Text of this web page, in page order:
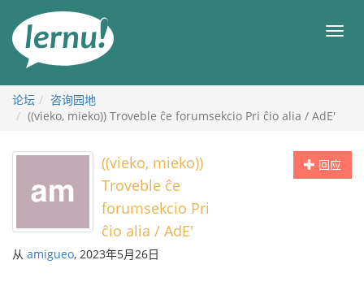
目
论坛
咨询园地
((vieko, mieko)) Troveble ĉe forumsekcio Pri ĉio alia / AdE'
回应
((vieko, mieko))
Troveble ĉe
forumsekcio Pri
ĉio alia / AdE'
从 amigueo, 2023年5月26日